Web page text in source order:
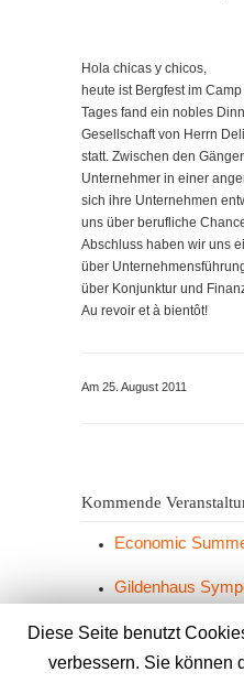
Hola chicas y chicos,
heute ist Bergfest im
Tages fand ein nobles
Gesellschaft von Herrn
statt. Zwischen den
Unternehmer in einer
sich ihre Unternehmen
uns über berufliche
Abschluss haben wir uns
über
über Konjunktur und
Au revoir et à bientôt!
Am 25. August 2011
Kommende
Economic
Gildenhaus
Grünkohlesen
Diese Seite benutzt
verbessern. Sie können